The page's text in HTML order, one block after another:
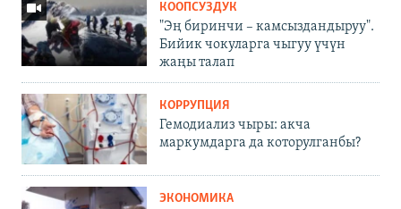
КООПСУЗДУК
"Эң биринчи – камсыздандыруу".
Бийик чокуларга чыгуу үчүн
жаңы талап
КОРРУПЦИЯ
Гемодиализ чыры: акча
маркумдарга да которулганбы?
ЭКОНОМИКА